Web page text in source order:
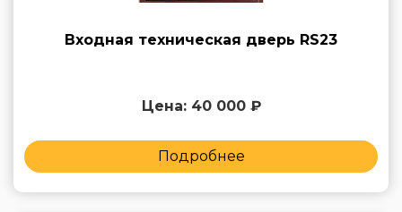
Входная техническая дверь RS23
Цена: 40 000 ₽
Подробнее